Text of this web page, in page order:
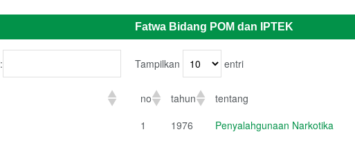
Fatwa Bidang POM dan IPTEK
Tampilkan entri
no tahun
tentang
1
1976
Penyalahgunaan Narkotika